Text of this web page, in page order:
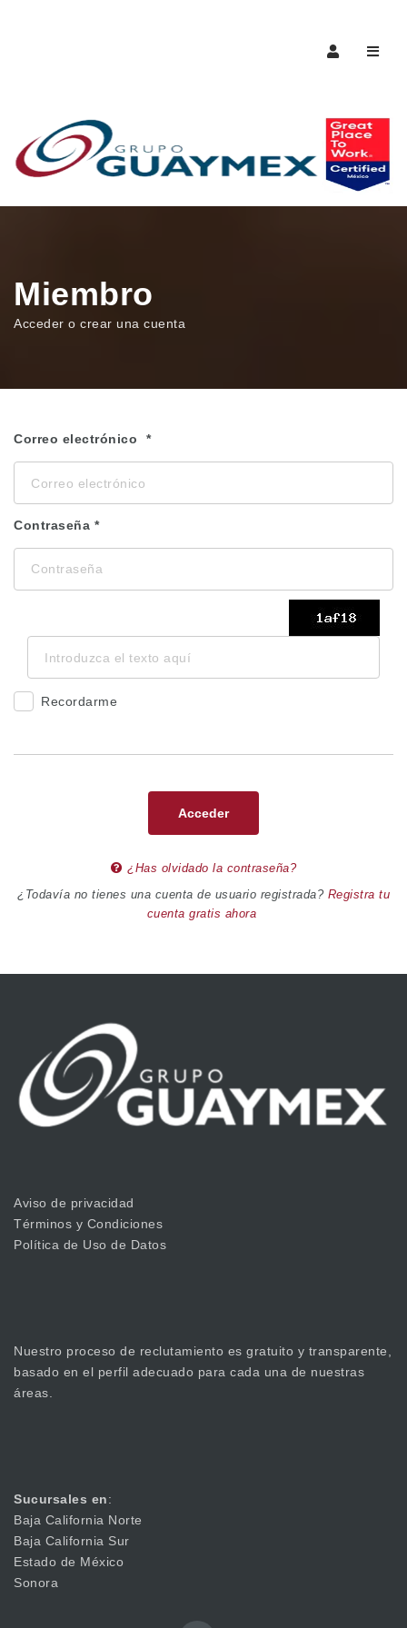
Miembro
Acceder o crear una cuenta
Correo electrónico
Contraseña
Recordarme
Acceder
¿Has olvidado la contraseña?
¿Todavía no tienes una cuenta de usuario registrada? Registra tu
cuenta gratis ahora
Aviso de privacidad
Términos y Condiciones
Política de Uso de Datos
Nuestro proceso de reclutamiento es gratuito y transparente,
basado en el perfil adecuado para cada una de nuestras
áreas.
Sucursales en:
Baja California Norte
Baja California Sur
Estado de México
Sonora